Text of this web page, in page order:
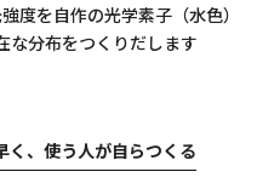
度を自作の光学素子（水色）
な分布をつくりだします
く、使う人が自らつくる